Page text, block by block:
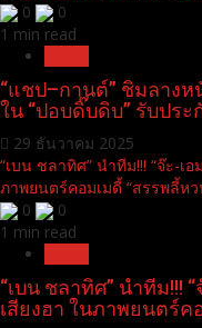
0
0
1 min read
“แชป–กานต์” ชิมลาง
ใน “ปอบดิ๊บดิบ” รับปร
29 ธันวาคม 2025
“เบน ชลาทิศ” นำทีม!!! “จ๊ะ-เ
ภาพยนตร์คอมเมดี้ “สรรพลี้หว
0
0
1 min read
“เบน ชลาทิศ” นำทีม!!!
เสียงฮา ในภาพยนตร์ค